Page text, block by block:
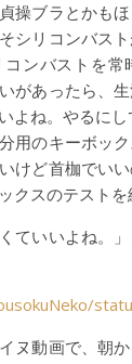
操ブラとかもほ
シリコンバス
ンバストを常
があったら、
よね。やるに
用のキーボック
けど首枷でい
クスのテストを
ていいよね。
ヌ動画で、朝